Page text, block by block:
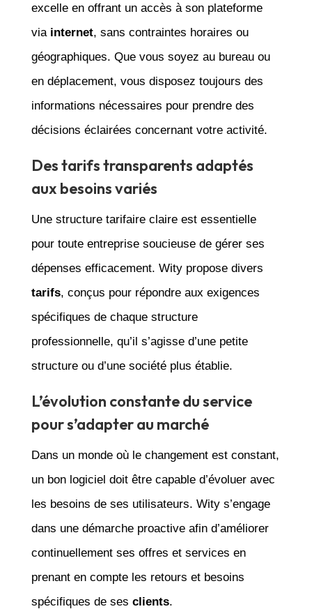
excelle en offrant un accès à son plateforme
via internet, sans contraintes horaires ou
géographiques. Que vous soyez au bureau ou
en déplacement, vous disposez toujours des
informations nécessaires pour prendre des
décisions éclairées concernant votre activité.
Des tarifs transparents adaptés
aux besoins variés
Une structure tarifaire claire est essentielle
pour toute entreprise soucieuse de gérer ses
dépenses efficacement. Wity propose divers
tarifs, conçus pour répondre aux exigences
spécifiques de chaque structure
professionnelle, qu’il s’agisse d’une petite
structure ou d’une société plus établie.
L’évolution constante du service
pour s’adapter au marché
Dans un monde où le changement est constant,
un bon logiciel doit être capable d’évoluer avec
les besoins de ses utilisateurs. Wity s’engage
dans une démarche proactive afin d’améliorer
continuellement ses offres et services en
prenant en compte les retours et besoins
spécifiques de ses clients.